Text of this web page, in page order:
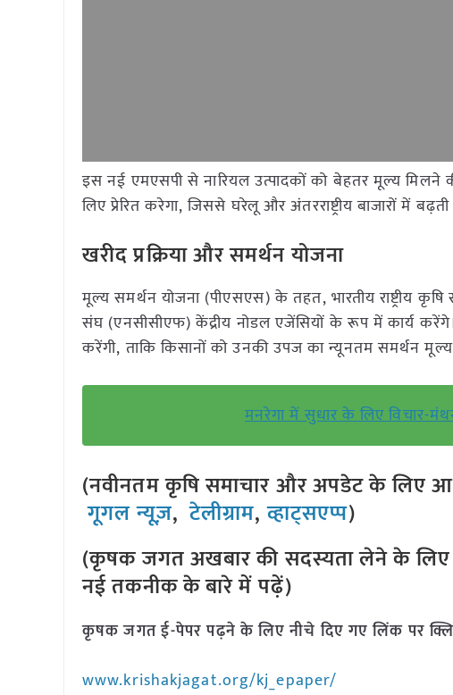
इस नई एमएसपी से नारियल उत्पादकों को बेहतर मूल्य मिलने
लिए प्रेरित करेगा, जिससे घरेलू और अंतरराष्ट्रीय बाजारों में
खरीद प्रक्रिया और समर्थन योजना
मूल्य समर्थन योजना (पीएसएस) के तहत, भारतीय राष्ट्रीय
संघ (एनसीसीएफ) केंद्रीय नोडल एजेंसियों के रूप में कार्य
करेंगी, ताकि किसानों को उनकी उपज का न्यूनतम समर्थन
मनरेगा में सुधार के लिए विचार-
(नवीनतम कृषि समाचार और अपडेट के
गूगल न्यूज़,टेलीग्राम,व्हाट्सएप्प)
(कृषक जगत अखबार की सदस्यता लेने के
नई तकनीक के बारे में पढ़ें)
कृषक जगत ई-पेपर पढ़ने के लिए नीचे दिए गए लिंक पर
www.krishakjagat.org/kj_epaper/